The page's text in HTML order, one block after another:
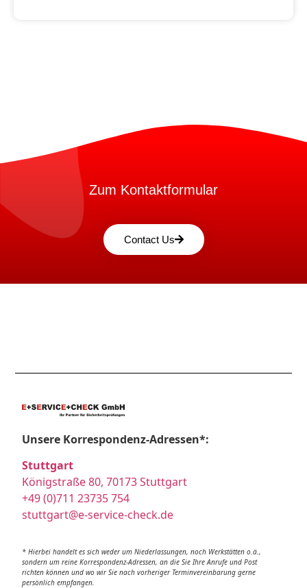
Zum Kontaktformular
Contact Us
Unsere Korrespondenz-Adressen*:
Stuttgart
Königstraße 80, 70173 Stuttgart
+49 (0)711 23735 754
stuttgart@e-service-check.de
* Hierbei handelt es sich weder um Niederlassungen, noch Werkstätten o.ä.,
sondern um reine Korrespondenz-Adressen, an die Sie Ihre Anrufe und Post
richten können und wo wir Sie nach vorheriger Terminvereinbarung gerne
persönlich empfangen.